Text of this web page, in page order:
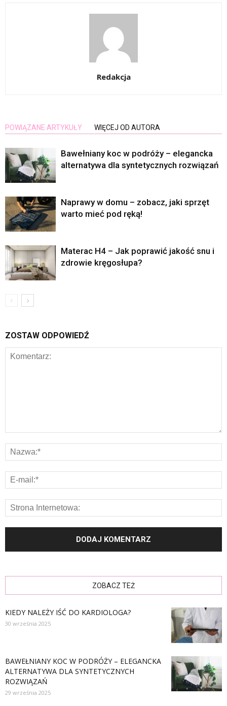
Redakcja
POWIĄZANE ARTYKUŁY WIĘCEJ OD AUTORA
Bawełniany koc w podróży – elegancka
alternatywa dla syntetycznych rozwiązań
Naprawy w domu – zobacz, jaki sprzęt
warto mieć pod ręką!
Materac H4 – Jak poprawić jakość snu i
zdrowie kręgosłupa?
ZOSTAW ODPOWIEDŹ
ZOBACZ TEŻ
KIEDY NALEŻY IŚĆ DO KARDIOLOGA?
30 września 2025
BAWEŁNIANY KOC W PODRÓŻY – ELEGANCKA
ALTERNATYWA DLA SYNTETYCZNYCH
ROZWIĄZAŃ
29 września 2025